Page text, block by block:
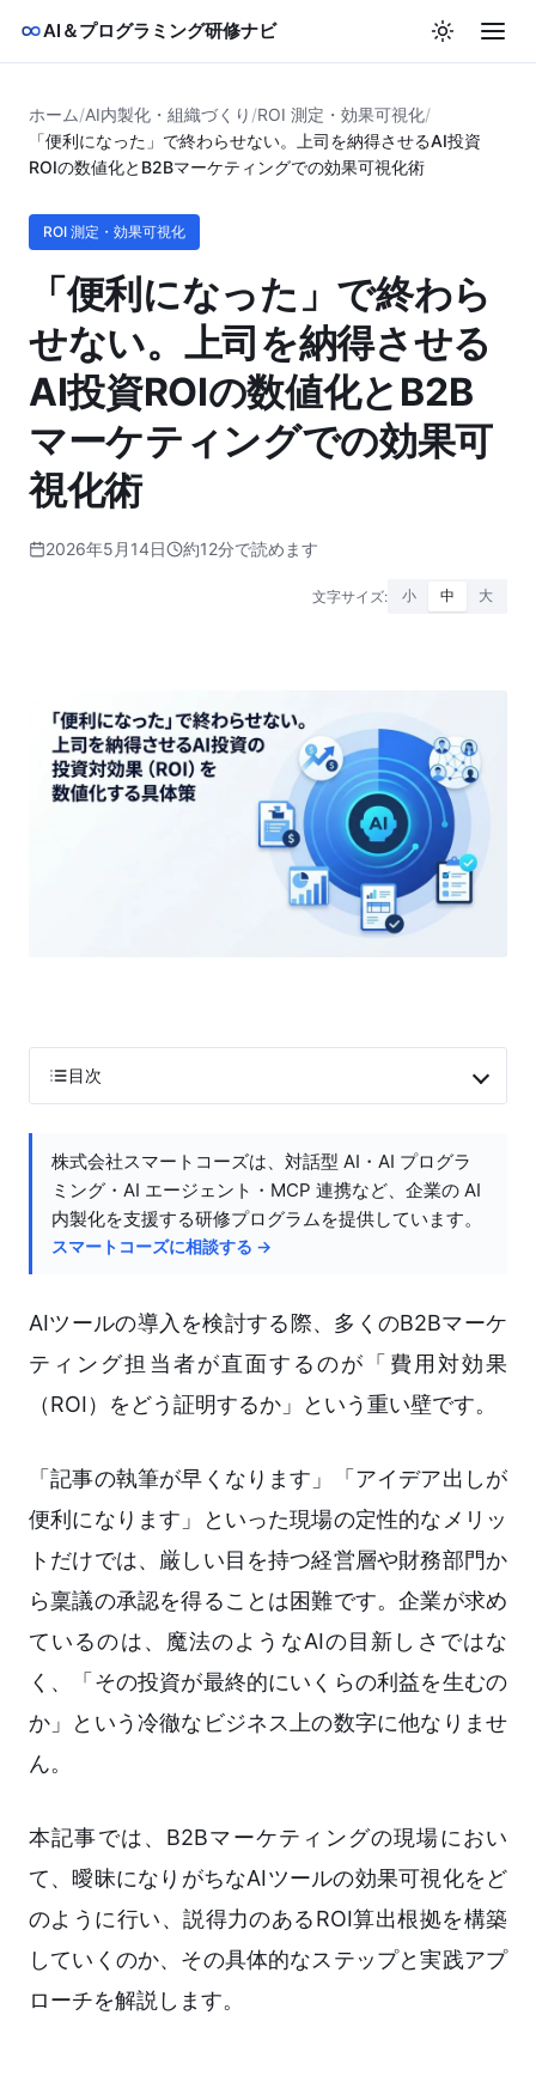
AI＆プログラミング研修ナビ
ホーム/AI内製化・組織づくり /ROI 測定・効果可視化/
「便利になった」で終わらせない。上司を納得させるAI投資
ROIの数値化とB2Bマーケティングでの効果可視化術
ROI 測定・効果可視化
「便利になった」で終わら
せない。上司を納得させる
AI投資ROIの数値化とB2B
マーケティングでの効果可
視化術
2026年5月14日 約12分で読めます
文字サイズ: 小 中 大
目次
株式会社スマートコーズは、対話型 AI・AI プログラ
ミング・AI エージェント・MCP 連携など、企業の AI
内製化を支援する研修プログラムを提供しています。
スマートコーズに相談する →
AIツールの導入を検討する際、多くのB2Bマーケ
ティング担当者が直面するのが「費用対効果
（ROI）をどう証明するか」という重い壁です。
「記事の執筆が早くなります」「アイデア出しが
便利になります」といった現場の定性的なメリッ
トだけでは、厳しい目を持つ経営層や財務部門か
ら稟議の承認を得ることは困難です。企業が求め
ているのは、魔法のようなAIの目新しさではな
く、「その投資が最終的にいくらの利益を生むの
か」という冷徹なビジネス上の数字に他なりませ
ん。
本記事では、B2Bマーケティングの現場におい
て、曖昧になりがちなAIツールの効果可視化をど
のように行い、説得力のあるROI算出根拠を構築
していくのか、その具体的なステップと実践アプ
ローチを解説します。